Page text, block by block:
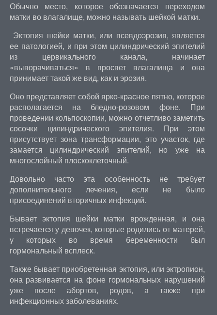
Обычно место, которое обозначается переходом
матки во влагалище, можно называть шейкой матки.
Эктопия шейки матки, или псевдоэрозия, является
ее патологией, и при этом цилиндрический эпителий
из цервикального канала, начинает
«выворачиваться» в просвет влагалища и она
принимает такой же вид, как и эрозия.
Оно представляет собой ярко-красное пятно, которое
располагается на бледно-розовом фоне. При
проведении кольпоскопии, можно отчетливо заметить
сосочки цилиндрического эпителия. При этом
присутствует зона трансформации, это участок, где
замается цилиндрический эпителий, но уже на
многослойный плоскоклеточный.
Довольно часто эта особенность не требует
дополнительного лечения, если не было
присоединений вторичных инфекций.
Бывает эктопия шейки матки врожденная, и она
встречается у девочек, которые родились от матерей,
у которых во время беременности был
гормональный всплеск.
Также бывает приобретенная эктопия, или эктропион,
она развивается на фоне гормональных нарушений
уже после абортов, родов, а также при
инфекционных заболеваниях.